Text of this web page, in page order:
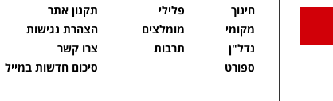
חינוך
מקומי
נדל"ן
ספורט
פלילי
מומלצים
תרבות
תקנון אתר
הצהרת נגישות
צרו קשר
סיכום חדשות במייל